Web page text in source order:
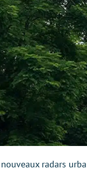
nouveaux radars